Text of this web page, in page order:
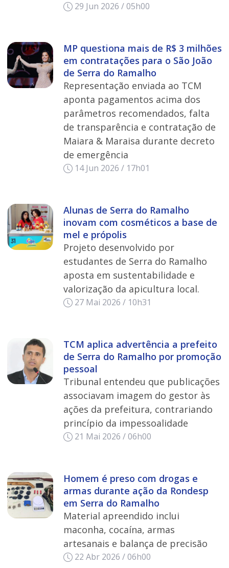
29 Jun 2026 / 05h00
MP questiona mais de R$ 3 milhões
em contratações para o São João
de Serra do Ramalho
Representação enviada ao TCM
aponta pagamentos acima dos
parâmetros recomendados, falta
de transparência e contratação de
Maiara & Maraisa durante decreto
de emergência
14 Jun 2026 / 17h01
Alunas de Serra do Ramalho
inovam com cosméticos a base de
mel e própolis
Projeto desenvolvido por
estudantes de Serra do Ramalho
aposta em sustentabilidade e
valorização da apicultura local.
27 Mai 2026 / 10h31
TCM aplica advertência a prefeito
de Serra do Ramalho por promoção
pessoal
Tribunal entendeu que publicações
associavam imagem do gestor às
ações da prefeitura, contrariando
princípio da impessoalidade
21 Mai 2026 / 06h00
Homem é preso com drogas e
armas durante ação da Rondesp
em Serra do Ramalho
Material apreendido inclui
maconha, cocaína, armas
artesanais e balança de precisão
22 Abr 2026 / 06h00